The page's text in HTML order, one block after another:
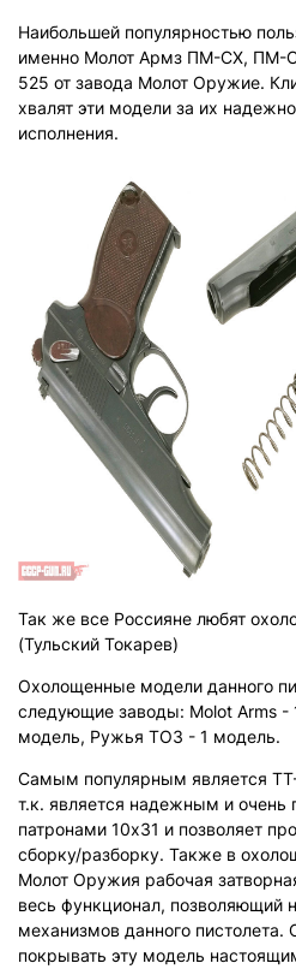
Наибольшей популярностью
именно Молот Армз ПМ-СХ, ПМ-О
525 от завода Молот Оружие.
хвалят эти модели за их
исполнения.
Так же все Россияне любят
(Тульский Токарев)
Охолощенные модели данного
следующие заводы: Molot Arms -
модель, Ружья ТОЗ - 1 модель.
Самым популярным является
т.к. является надежным и очень
патронами 10х31 и позволяет
сборку/разборку. Также в
Молот Оружия рабочая
весь функционал, позволяющий
механизмов данного пистолета.
покрывать эту модель